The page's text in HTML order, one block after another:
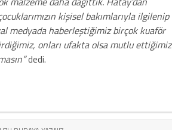
kişisel bakımlarıyla ilgilenip
medyada haberleştiğimiz birçok kuaför
onları ufakta olsa mutlu ettiğimiz
dedi.